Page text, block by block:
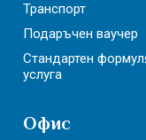
Транспорт
Подаръчен ваучер
Стандартен
услуга
Офис